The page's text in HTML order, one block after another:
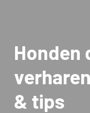
Honden
& tips